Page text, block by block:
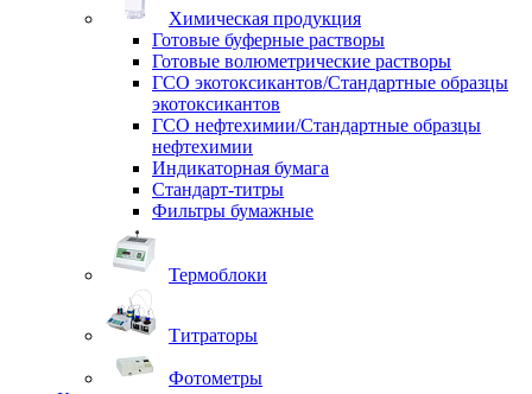
Химическая продукция
Готовые буферные растворы
Готовые волюметрические растворы
ГСО экотоксикантов/Стандартные образцы
экотоксикантов
ГСО нефтехимии/Стандартные образцы
нефтехимии
Индикаторная бумага
Стандарт-титры
Фильтры бумажные
Термоблоки
Титраторы
Фотометры